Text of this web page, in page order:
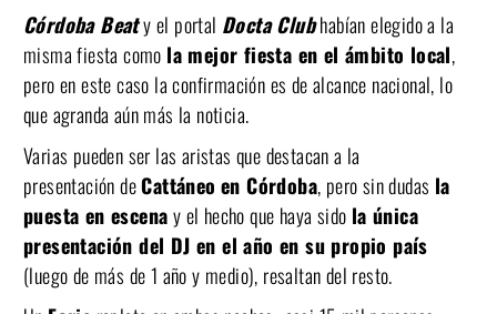
Córdoba Beaty el portal Docta Clubhabían elegido a la
misma fiesta como la mejor fiesta en el ámbito local,
pero en este caso la confirmación es de alcance nacional, lo
que agranda aún más la noticia.
Varias pueden ser las aristas que destacan a la
presentación deCattáneo en Córdoba, pero sin dudas la
puesta en escenay el hecho que haya sido la única
presentación del DJ en el año en su propio país
(luego de más de 1 año y medio), resaltan del resto.